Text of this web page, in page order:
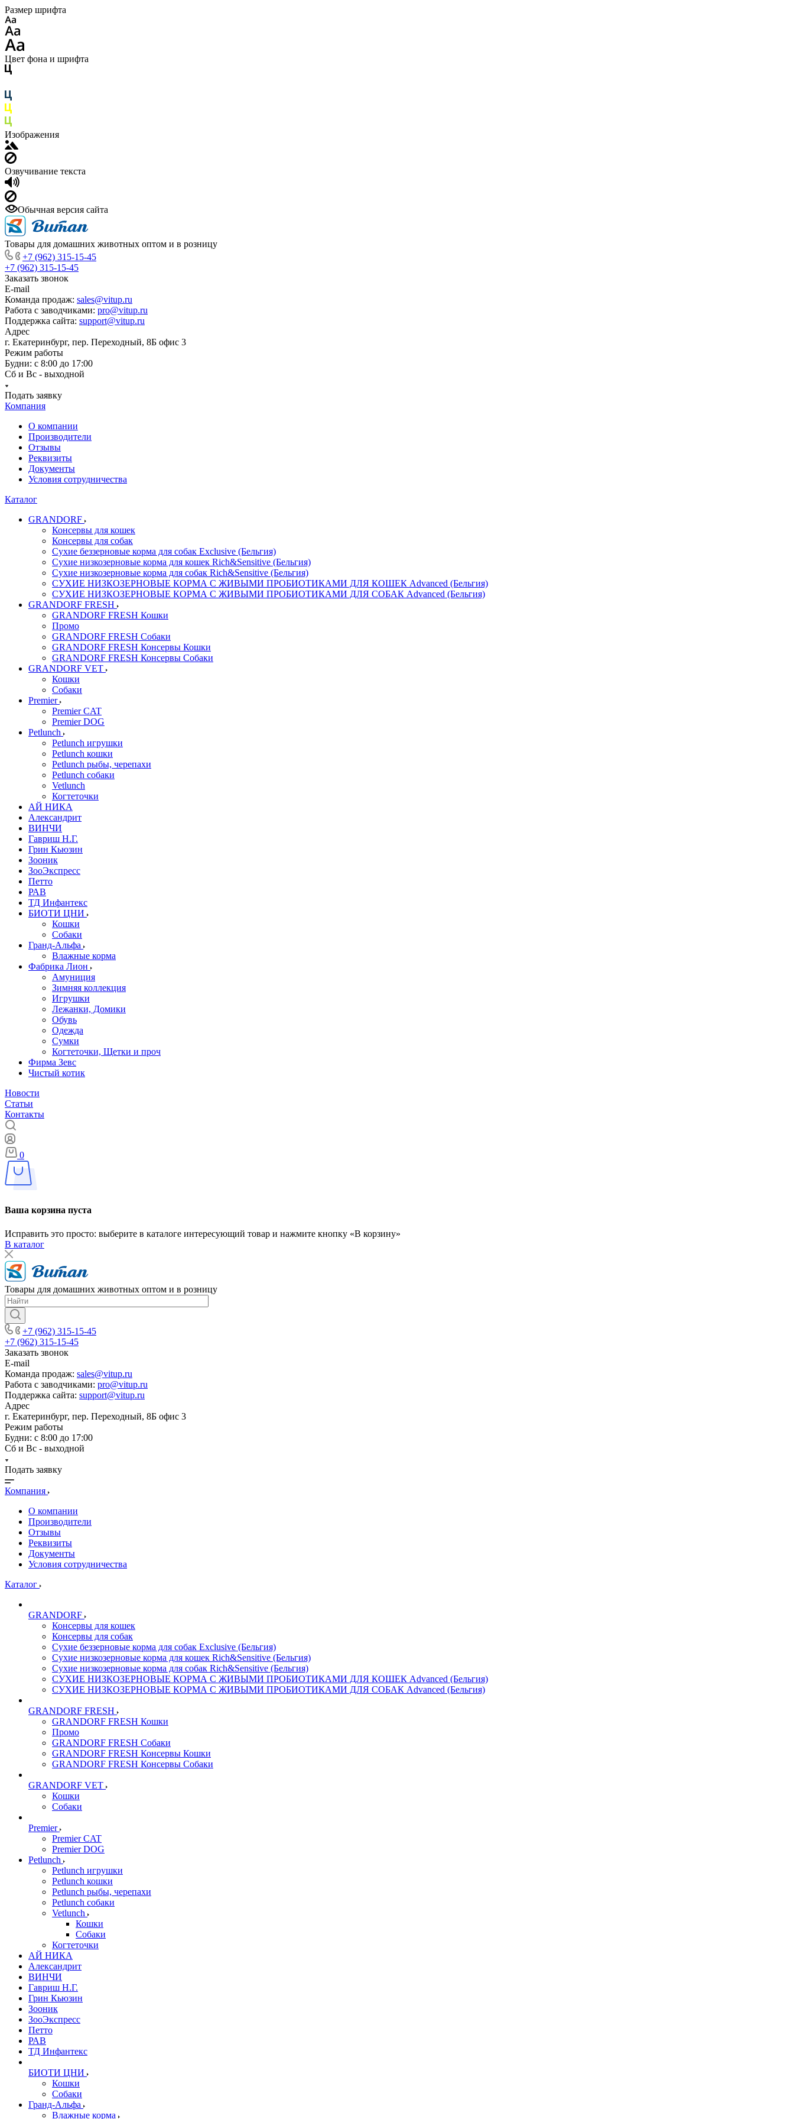
Размер шрифта
Цвет фона и шрифта
Изображения
Озвучивание текста
Обычная версия сайта
Товары для домашних животных оптом и в розницу
+7 (962) 315-15-45
+7 (962) 315-15-45
Заказать звонок
E-mail
Команда продаж: sales@vitup.ru
Работа с заводчиками: pro@vitup.ru
Поддержка сайта: support@vitup.ru
Адрес
г. Екатеринбург, пер. Переходный, 8Б офис 3
Режим работы
Будни: с 8:00 до 17:00
Сб и Вс - выходной
Подать заявку
Компания
О компании
Производители
Отзывы
Реквизиты
Документы
Условия сотрудничества
Каталог
GRANDORF
Консервы для кошек
Консервы для собак
Сухие беззерновые корма для собак Exclusive (Бельгия)
Сухие низкозерновые корма для кошек Rich&Sensitive (Бельгия)
Сухие низкозерновые корма для собак Rich&Sensitive (Бельгия)
СУХИЕ НИЗКОЗЕРНОВЫЕ КОРМА С ЖИВЫМИ ПРОБИОТИКАМИ ДЛЯ КОШЕК Advanced (Бельгия)
СУХИЕ НИЗКОЗЕРНОВЫЕ КОРМА С ЖИВЫМИ ПРОБИОТИКАМИ ДЛЯ СОБАК Advanced (Бельгия)
GRANDORF FRESH
GRANDORF FRESH Кошки
Промо
GRANDORF FRESH Собаки
GRANDORF FRESH Консервы Кошки
GRANDORF FRESH Консервы Собаки
GRANDORF VET
Кошки
Собаки
Premier
Premier CAT
Premier DOG
Petlunch
Petlunch игрушки
Petlunch кошки
Petlunch рыбы, черепахи
Petlunch собаки
Vetlunch
Когтеточки
АЙ НИКА
Александрит
ВИНЧИ
Гавриш Н.Г.
Грин Кьюзин
Зооник
ЗооЭкспресс
Петто
РАВ
ТД Инфантекс
БИОТИ ЦНИ
Кошки
Собаки
Гранд-Альфа
Влажные корма
Фабрика Лион
Амуниция
Зимняя коллекция
Игрушки
Лежанки, Домики
Обувь
Одежда
Сумки
Когтеточки, Щетки и проч
Фирма Зевс
Чистый котик
Новости
Статьи
Контакты
0
Ваша корзина пуста
Исправить это просто: выберите в каталоге интересующий товар и нажмите кнопку «В корзину»
В каталог
Товары для домашних животных оптом и в розницу
+7 (962) 315-15-45
+7 (962) 315-15-45
Заказать звонок
E-mail
Команда продаж: sales@vitup.ru
Работа с заводчиками: pro@vitup.ru
Поддержка сайта: support@vitup.ru
Адрес
г. Екатеринбург, пер. Переходный, 8Б офис 3
Режим работы
Будни: с 8:00 до 17:00
Сб и Вс - выходной
Подать заявку
Компания
О компании
Производители
Отзывы
Реквизиты
Документы
Условия сотрудничества
Каталог
GRANDORF
Консервы для кошек
Консервы для собак
Сухие беззерновые корма для собак Exclusive (Бельгия)
Сухие низкозерновые корма для кошек Rich&Sensitive (Бельгия)
Сухие низкозерновые корма для собак Rich&Sensitive (Бельгия)
СУХИЕ НИЗКОЗЕРНОВЫЕ КОРМА С ЖИВЫМИ ПРОБИОТИКАМИ ДЛЯ КОШЕК Advanced (Бельгия)
СУХИЕ НИЗКОЗЕРНОВЫЕ КОРМА С ЖИВЫМИ ПРОБИОТИКАМИ ДЛЯ СОБАК Advanced (Бельгия)
GRANDORF FRESH
GRANDORF FRESH Кошки
Промо
GRANDORF FRESH Собаки
GRANDORF FRESH Консервы Кошки
GRANDORF FRESH Консервы Собаки
GRANDORF VET
Кошки
Собаки
Premier
Premier CAT
Premier DOG
Petlunch
Petlunch игрушки
Petlunch кошки
Petlunch рыбы, черепахи
Petlunch собаки
Vetlunch
Кошки
Собаки
Когтеточки
АЙ НИКА
Александрит
ВИНЧИ
Гавриш Н.Г.
Грин Кьюзин
Зооник
ЗооЭкспресс
Петто
РАВ
ТД Инфантекс
БИОТИ ЦНИ
Кошки
Собаки
Гранд-Альфа
Влажные корма